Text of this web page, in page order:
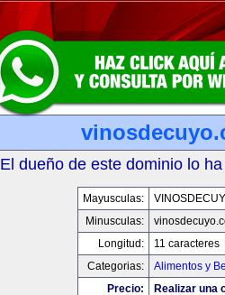
El dueño de este dominio lo
Mayusculas:
Minusculas:
Longitud:
11 caracteres
Categorias:
Alimentos y
Precio:
Realizar una